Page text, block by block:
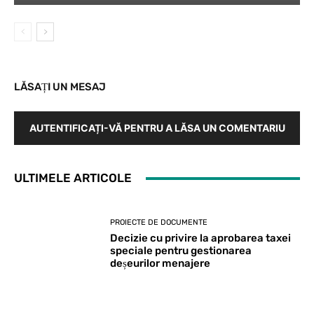
LĂSAȚI UN MESAJ
AUTENTIFICAȚI-VĂ PENTRU A LĂSA UN COMENTARIU
ULTIMELE ARTICOLE
PROIECTE DE DOCUMENTE
Decizie cu privire la aprobarea taxei
speciale pentru gestionarea
deșeurilor menajere